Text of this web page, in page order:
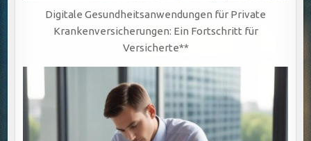
Digitale Gesundheitsanwendungen für Private
Krankenversicherungen: Ein Fortschritt für
Versicherte**